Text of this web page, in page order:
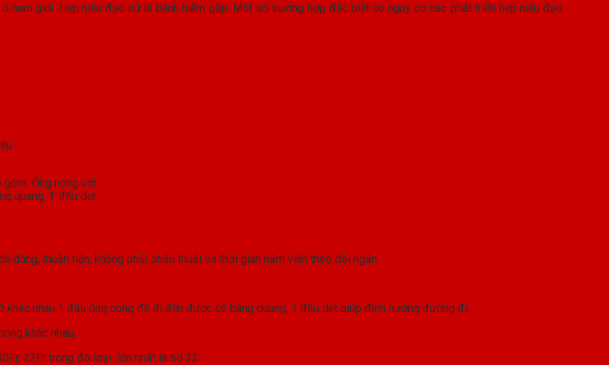
nam giới. Hẹp niệu đạo nữ là bệnh hiếm gặp. Một số trường hợp đặc biệt có nguy cơ cao phát triển hẹp niệu đạo
Ống nong với
quang, 1 đầu dẹt
dàng, thuận tiện, không phải phẫu thuật và thời gian nằm viện theo dõi ngắn.
khác nhau 1 đầu ống cong để đi đến được cổ bàng quang, 1 đầu dẹt giúp định hướng đường đi.
khác nhau;
32Fr trong đó loại lớn nhất là số 32.